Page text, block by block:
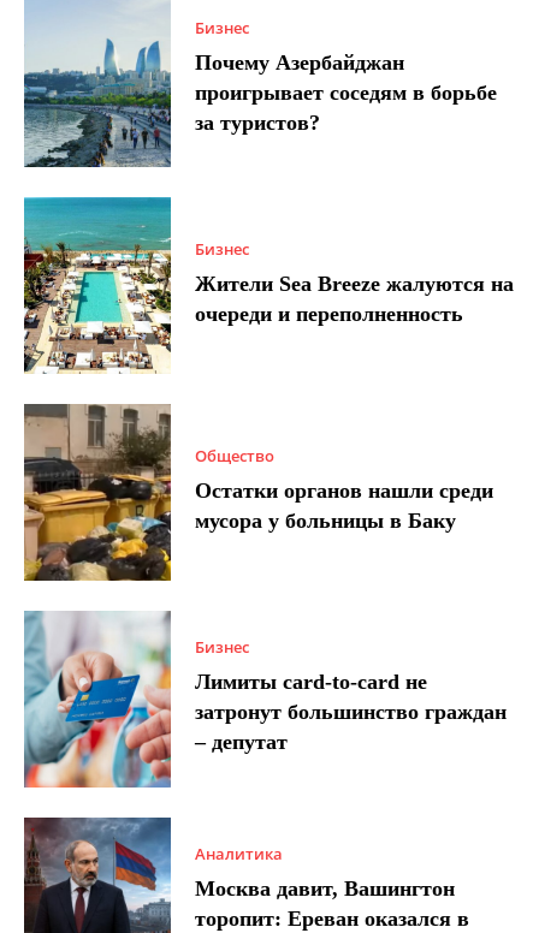
Бизнес
Почему Азербайджан
проигрывает соседям в борьбе
за туристов?
Бизнес
Жители Sea Breeze жалуются на
очереди и переполненность
Общество
Остатки органов нашли среди
мусора у больницы в Баку
Бизнес
Лимиты card-to-card не
затронут большинство граждан
– депутат
Аналитика
Москва давит, Вашингтон
торопит: Ереван оказался в